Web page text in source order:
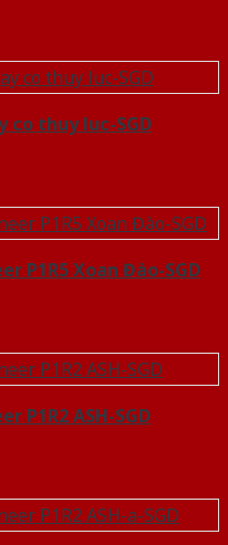
co thuy luc-SGD
P1R5 Xoan Đào-SGD
P1R2 ASH-SGD